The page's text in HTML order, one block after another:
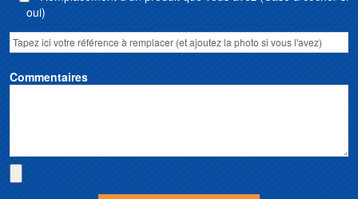
oui)
Commentaires